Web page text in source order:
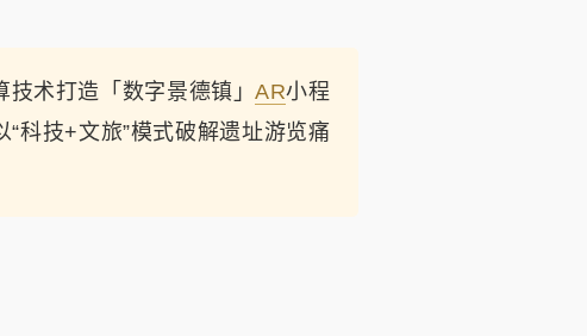
技术打造「数字景德镇」AR小程
科技+文旅”模式破解遗址游览痛